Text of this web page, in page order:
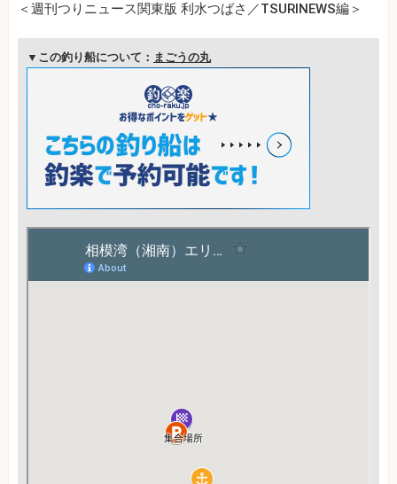
＜週刊つりニュース関東版 利水つばさ／TSURINEWS編＞
▼この釣り船について： まごうの丸